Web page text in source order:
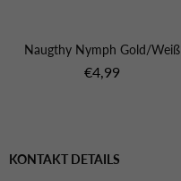
Naugthy Nymph Gold/Weiß
Normaler
€4,99
KONTAKT DETAILS